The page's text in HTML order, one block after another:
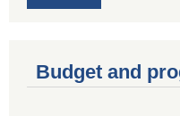
Budget and